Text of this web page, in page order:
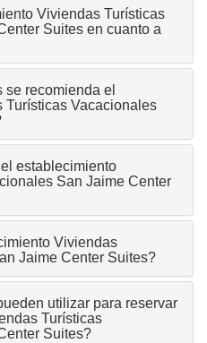
Viviendas Turísticas
Suites en cuanto a
recomienda el
Vacacionales
establecimiento
San Jaime Center
Viviendas
Jaime Center Suites?
utilizar para reservar
Turísticas
Suites?